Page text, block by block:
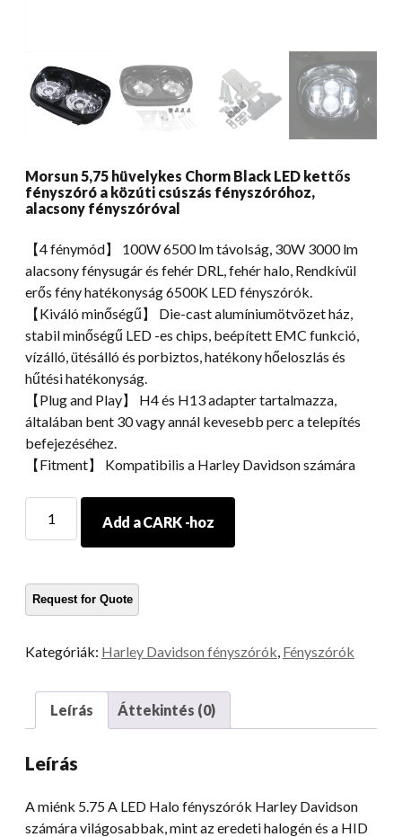
Morsun 5,75 hüvelykes Chorm Black LED kettős
fényszóró a közúti csúszás fényszóróhoz,
alacsony fényszóróval
【4 fénymód】 100W 6500 lm távolság, 30W 3000 lm
alacsony fénysugár és fehér DRL, fehér halo, Rendkívül
erős fény hatékonyság 6500K LED fényszórók.
【Kiváló minőségű】 Die-cast alumíniumötvözet ház,
stabil minőségű LED -es chips, beépített EMC funkció,
vízálló, ütésálló és porbiztos, hatékony hőeloszlás és
hűtési hatékonyság.
【Plug and Play】 H4 és H13 adapter tartalmazza,
általában bent 30 vagy annál kevesebb perc a telepítés
befejezéséhez.
【Fitment】 Kompatibilis a Harley Davidson számára
5,75
hüvelykes
Black
LED
fényszóró
közúti
alacsony
mennyiség
Add a CARK -hoz
Kategóriák: Harley Davidson fényszórók Fényszórók
Leírás Áttekintés (0)
Leírás
A miénk 5.75 A LED Halo fényszórók Harley Davidson
számára világosabbak, mint az eredeti halogén és a HID